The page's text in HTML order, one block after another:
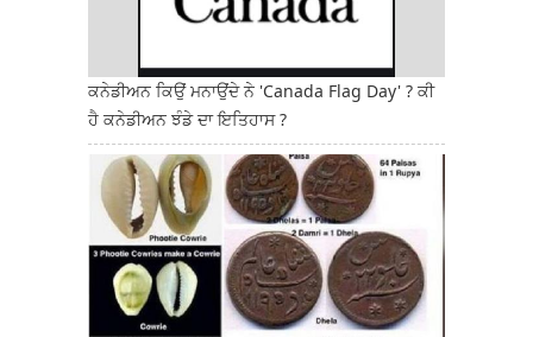
ਕਨੇਡੀਅਨ ਕਿਉਂ ਮਨਾਉਂਦੇ ਨੇ 'Canada Flag Day' ? ਕੀ
ਹੈ ਕਨੇਡੀਅਨ ਝੰਡੇ ਦਾ ਇਤਿਹਾਸ ?